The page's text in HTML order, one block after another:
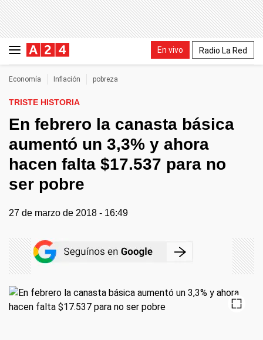
En vivo Radio La Red
Economía Inflación pobreza
TRISTE HISTORIA
En febrero la canasta básica
aumentó un 3,3% y ahora
hacen falta $17.537 para no
ser pobre
27 de marzo de 2018 - 16:49